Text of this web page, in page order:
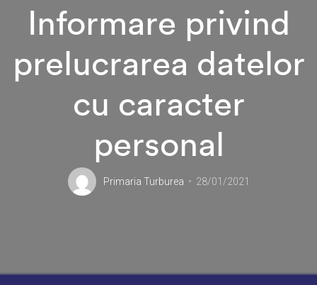
Informare privind
prelucrarea datelor
cu caracter
personal
Primaria Turburea 28/01/2021